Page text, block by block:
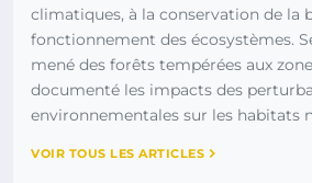
climatiques, à la conservation de la
fonctionnement des écosystèmes.
mené des forêts tempérées aux
documenté les impacts des
environnementales sur les habitats
VOIR TOUS LES ARTICLES